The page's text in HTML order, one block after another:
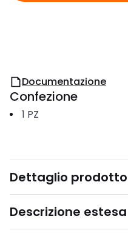
Documentazione
Confezione
1 PZ
Dettaglio prodotto
Descrizione estesa